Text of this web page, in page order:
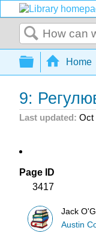
SearchHome
9:
Last updated Oct
Page ID
3417
Jack
Austin